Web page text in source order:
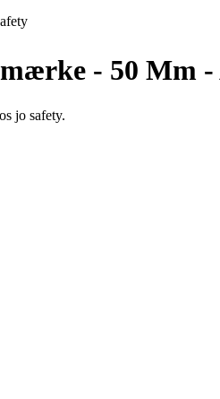
- 50 Mm
jo safety.